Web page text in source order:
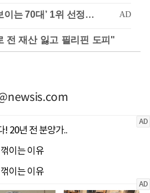
전 재산 잃고 필리핀 도피"